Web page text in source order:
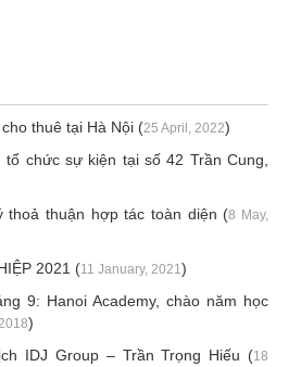
thuê tại Hà Nội (25 April, 2022)
chức sự kiện tại số 42 Trần Cung,
thoả thuận hợp tác toàn diện (8 May,
2021 (11 January, 2021)
9: Hanoi Academy, chào năm học
)
IDJ Group – Trần Trọng Hiếu (18